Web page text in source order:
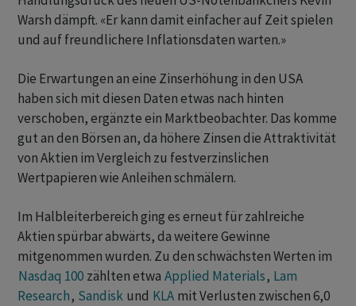
Warsh dämpft. «Er kann damit einfacher auf Zeit spielen
und auf freundlichere Inflationsdaten warten.»
Die Erwartungen an eine Zinserhöhung in den USA
haben sich mit diesen Daten etwas nach hinten
verschoben, ergänzte ein Marktbeobachter. Das komme
gut an den Börsen an, da höhere Zinsen die Attraktivität
von Aktien im Vergleich zu festverzinslichen
Wertpapieren wie Anleihen schmälern.
Im Halbleiterbereich ging es erneut für zahlreiche
Aktien spürbar abwärts, da weitere Gewinne
mitgenommen wurden. Zu den schwächsten Werten im
Nasdaq 100 zählten etwa Applied Materials, Lam
Research, Sandisk und KLA mit Verlusten zwischen 6,0